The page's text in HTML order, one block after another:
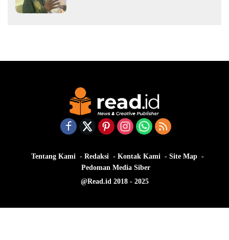
Tentang Kami Redaksi Kontak Kami
Site Map
Pedoman Media Siber
@Read.id 2018 - 2025